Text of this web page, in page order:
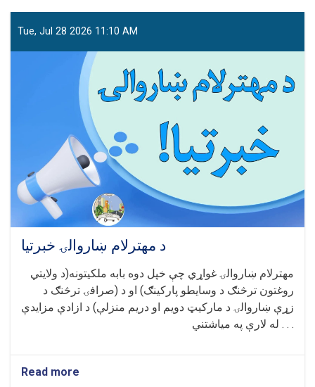
Tue, Jul 28 2026 11:10 AM
د مهترلام ښاروالۍ خبرتیا
مهترلام ښاروالۍ غواړي چې خپل دوه بابه ملکیتونه(د ولایتي
روغتون ترڅنګ د وسایطو پارکینګ) او د (صرافۍ ترڅنګ د
زړې ښاروالۍ د مارکیټ دویم او دریم منزلې) د ازادې مزایدې
له لارې په میاشتني . . .
Read more